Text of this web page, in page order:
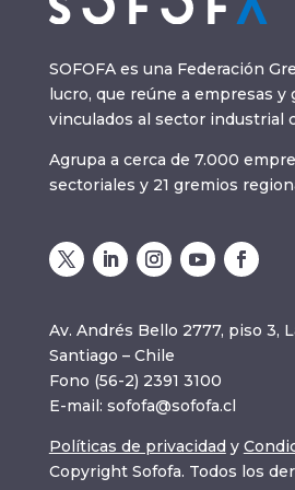
SOFOFA es una Federación
lucro, que reúne a empresas y
vinculados al sector industrial
Agrupa a cerca de 7.000
sectoriales y 21 gremios
Av. Andrés Bello 2777, piso 3,
Santiago – Chile
Fono (56-2) 2391 3100
E-mail: sofofa@sofofa.cl
Políticas de privacidad y
Copyright Sofofa. Todos los